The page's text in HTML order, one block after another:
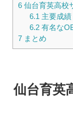
6 仙台育英高校
6.1 主要成績
6.2有名な
7 まとめ
仙台育英